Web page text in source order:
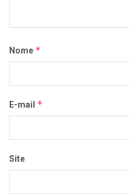
Nome *
E-mail *
Site